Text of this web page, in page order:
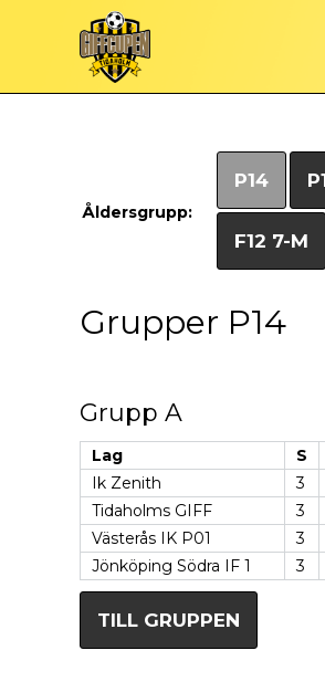
Åldersgrupp:
P14
F12 7-M
Grupper P14
Grupp A
Lag S
Ik Zenith
3
Tidaholms GIFF
3
Västerås IK P01
3
Jönköping Södra IF 1
3
TILL GRUPPEN